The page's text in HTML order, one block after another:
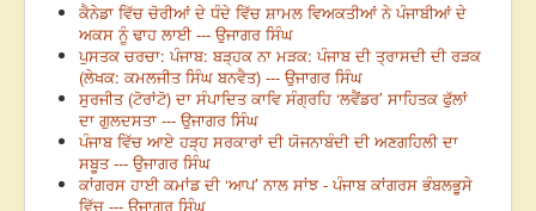
ਕੈਨੇਡਾ ਵਿੱਚ ਚੋਰੀਆਂ ਦੇ ਧੰਦੇ ਵਿੱਚ ਸ਼ਾਮਲ ਵਿਅਕਤੀਆਂ ਨੇ ਪੰਜਾਬੀਆਂ ਦੇ
ਅਕਸ ਨੂੰ ਢਾਹ ਲਾਈ --- ਉਜਾਗਰ ਸਿੰਘ
ਪੁਸਤਕ ਚਰਚਾ: ਪੰਜਾਬ: ਬੜ੍ਹਕ ਨਾ ਮੜਕ: ਪੰਜਾਬ ਦੀ ਤ੍ਰਾਸਦੀ ਦੀ ਰੜਕ
(ਲੇਖਕ: ਕਮਲਜੀਤ ਸਿੰਘ ਬਨਵੈਤ) --- ਉਜਾਗਰ ਸਿੰਘ
ਸੁਰਜੀਤ (ਟੋਰਾਂਟੋ) ਦਾ ਸੰਪਾਦਿਤ ਕਾਵਿ ਸੰਗ੍ਰਹਿ ‘ਲਵੈਂਡਰ’ ਸਾਹਿਤਕ ਫੁੱਲਾਂ
ਦਾ ਗੁਲਦਸਤਾ --- ਉਜਾਗਰ ਸਿੰਘ
ਪੰਜਾਬ ਵਿੱਚ ਆਏ ਹੜ੍ਹ ਸਰਕਾਰਾਂ ਦੀ ਯੋਜਨਾਬੰਦੀ ਦੀ ਅਣਗਹਿਲੀ ਦਾ
ਸਬੂਤ --- ਉਜਾਗਰ ਸਿੰਘ
ਕਾਂਗਰਸ ਹਾਈ ਕਮਾਂਡ ਦੀ ‘ਆਪ’ ਨਾਲ ਸਾਂਝ - ਪੰਜਾਬ ਕਾਂਗਰਸ ਭੰਬਲਭੂਸੇ
ਵਿੱਚ --- ਉਜਾਗਰ ਸਿੰਘ